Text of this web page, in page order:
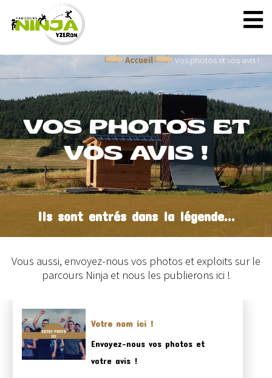
Accueil Vos photos et vos avis !
VOS PHOTOS ET
VOS AVIS !
Ils sont entrés dans la légende...
Vous aussi, envoyez-nous vos photos et exploits sur le
parcours Ninja et nous les publierons ici !
Votre nom ici !
Envoyez-nous vos photos et
votre avis !